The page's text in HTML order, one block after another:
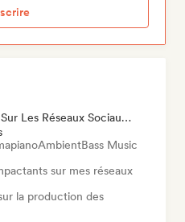
Influenceur·euse Sur Les Réseaux Sociaux, Spécialiste Son
AmbientBass Music
sur mes réseaux
la production des